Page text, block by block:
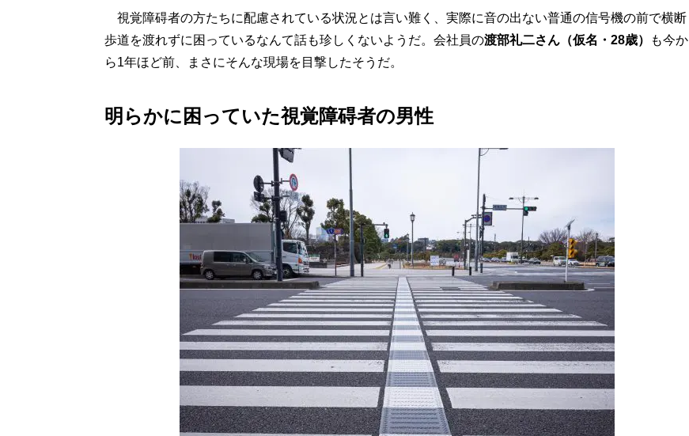
視覚障碍者の方たちに配慮されている状況とは言い難く、実際に音の出ない普通の信号機の前で横断
歩道を渡れずに困っているなんて話も珍しくないようだ。会社員の渡部礼二さん（仮名・28歳）
も今か
ら1年ほど前、まさにそんな現場を目撃したそうだ。
明らかに困っていた視覚障碍者の男性